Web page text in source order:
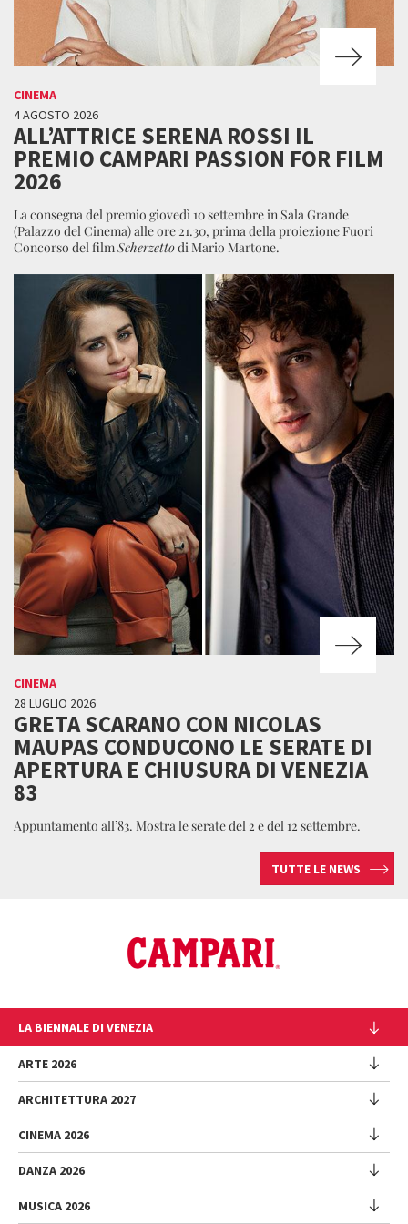
CINEMA
4 AGOSTO 2026
ALL’ATTRICE SERENA ROSSI IL
PREMIO CAMPARI PASSION FOR FILM
2026
La consegna del premio giovedì 10 settembre in Sala Grande
(Palazzo del Cinema) alle ore 21.30, prima della proiezione Fuori
Concorso del filmScherzettodi Mario Martone.
CINEMA
28 LUGLIO 2026
GRETA SCARANO CON NICOLAS
MAUPAS CONDUCONO LE SERATE DI
APERTURA E CHIUSURA DI VENEZIA
83
Appuntamento all’83. Mostra le serate del 2 e del 12 settembre.
TUTTE LE NEWS
LA BIENNALE DI VENEZIA
L'Istituzione
Cariche istituzionali
Storia
Luoghi
Sponsorship
Sostenibilità ambientale
ARTE 2026
Esposizione
Intervento di Pietrangelo Buttafuoco
Intervento di Koyo Kouoh / La squadra di Koyo Kouoh
ARCHITETTURA 2027
Mostra
Partecipazioni Nazionali (procedura)
Eventi Collaterali (procedura)
CINEMA 2026
Mostra
DANZA 2026
Festival
MUSICA 2026